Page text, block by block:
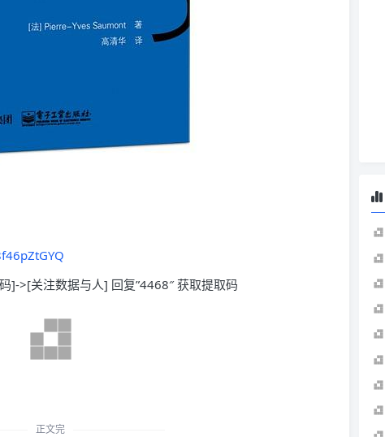
]->[关注数据与人] 回复”4468″ 获取提取码
正文完